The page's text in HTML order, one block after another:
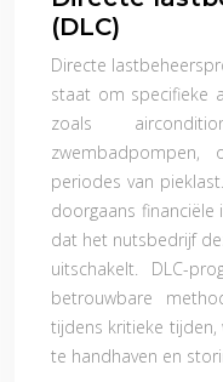
(DLC)
Directe
staat om specifieke
zoals
periodes van
doorgaans
dat het nutsbedrijf
uitschakelt. DLC-
betrouwbare
tijdens kritieke
te handhaven en